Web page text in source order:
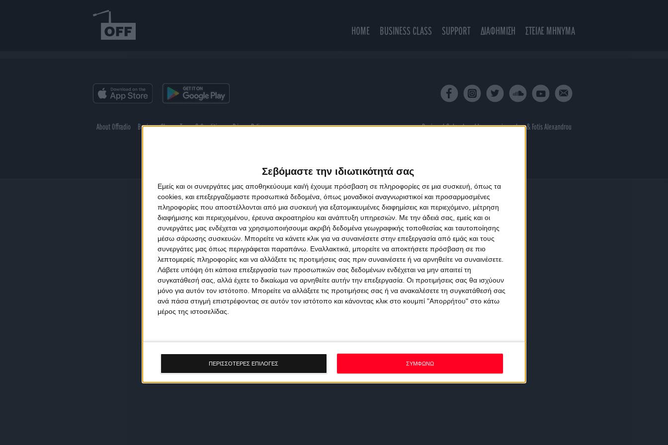
Σεβόμαστε την ιδιωτικότητά σας
Εμείς και οι συνεργάτες μας αποθηκεύουμε και/ή έχουμε πρόσβαση σε πληροφορίες σε μια συσκευή, όπως τα
cookies, και επεξεργαζόμαστε προσωπικά δεδομένα, όπως μοναδικοί αναγνωριστικοί και προσαρμοσμένες
πληροφορίες που αποστέλλονται από μια συσκευή για εξατομικευμένες διαφημίσεις και περιεχόμενο, μέτρηση
διαφήμισης και περιεχομένου, έρευνα ακροατηρίου και ανάπτυξη υπηρεσιών. Με την άδειά σας, εμείς και οι
συνεργάτες μας ενδέχεται να χρησιμοποιήσουμε ακριβή δεδομένα γεωγραφικής τοποθεσίας και ταυτοποίησης
μέσω σάρωσης συσκευών. Μπορείτε να κάνετε κλικ για να συναινέσετε στην επεξεργασία από εμάς και τους
συνεργάτες μας όπως περιγράφεται παραπάνω. Εναλλακτικά, μπορείτε να αποκτήσετε πρόσβαση σε πιο
λεπτομερείς πληροφορίες και να αλλάξετε τις προτιμήσεις σας πριν συναινέσετε ή να αρνηθείτε να συναινέσετε.
Λάβετε υπόψη ότι κάποια επεξεργασία των προσωπικών σας δεδομένων ενδέχεται να μην απαιτεί τη
συγκατάθεσή σας, αλλά έχετε το δικαίωμα να αρνηθείτε αυτήν την επεξεργασία. Οι προτιμήσεις σας θα ισχύουν
μόνο για αυτόν τον ιστότοπο. Μπορείτε να αλλάξετε τις προτιμήσεις σας ή να ανακαλέσετε τη συγκατάθεσή σας
ανά πάσα στιγμή επιστρέφοντας σε αυτόν τον ιστότοπο και κάνοντας κλικ στο κουμπί "Απορρήτου" στο κάτω
μέρος της ιστοσελίδας.
ΠΕΡΙΣΣΟΤΕΡΕΣ ΕΠΙΛΟΓΕΣ ΣΥΜΦΩΝΩ
HOME BUSINESS CLASS SUPPORT ΔΙΑΦΗΜΙΣΗ ΣΤΕΙΛΕ ΜΗΝΥΜΑ
About Offradio Business Class Terms & Conditions Privacy Policy Designed & developed byporcupine colors& Fotis Alexandrou